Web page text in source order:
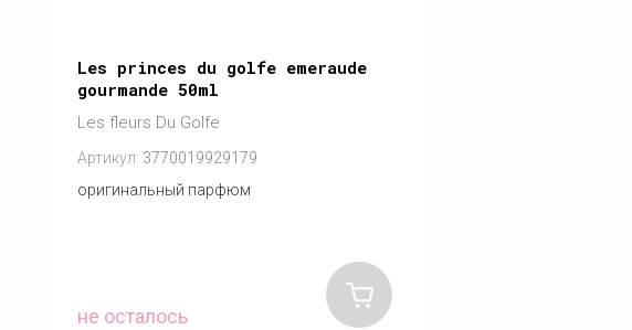
Les princes du golfe emeraude
gourmande 50ml
Les fleurs Du Golfe
Артикул: 3770019929179
оригинальный парфюм
не осталось